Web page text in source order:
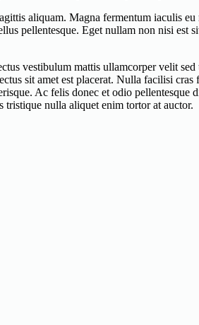
aliquam. Magna fermentum
pellentesque. Eget nullam non nisi
vestibulum mattis ullamcorper velit
sit amet est placerat. Nulla facilisi
Ac felis donec et odio
tristique nulla aliquet enim tortor at auctor.